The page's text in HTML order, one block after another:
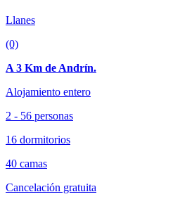
Llanes
(0)
A 3 Km de Andrín.
Alojamiento entero
2 - 56 personas
16 dormitorios
40 camas
Cancelación gratuita